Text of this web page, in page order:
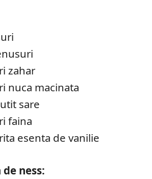
zahar
nuca macinata
sare
faina
esenta de vanilie
ness: